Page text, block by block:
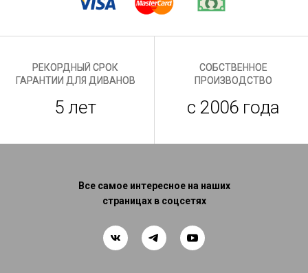
РЕКОРДНЫЙ СРОК
ГАРАНТИИ ДЛЯ ДИВАНОВ
5 лет
СОБСТВЕННОЕ
ПРОИЗВОДСТВО
с 2006 года
Все самое интересное на наших
страницах в соцсетях